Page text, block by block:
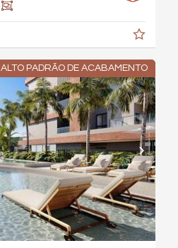
ALTO PADRÃO DE ACABAMENTO